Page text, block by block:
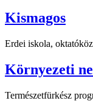
Kismagos
Erdei iskola,
Környezeti
Természetfürkész